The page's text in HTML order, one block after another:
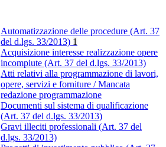
Automatizzazione delle procedure (Art. 37
del d.lgs. 33/2013) 1
Acquisizione interesse realizzazione opere
incompiute (Art. 37 del d.lgs. 33/2013)
Atti relativi alla programmazione di lavori,
opere, servizi e forniture / Mancata
redazione programmazione
Documenti sul sistema di qualificazione
(Art. 37 del d.lgs. 33/2013)
Gravi illeciti professionali (Art. 37 del
d.lgs. 33/2013)